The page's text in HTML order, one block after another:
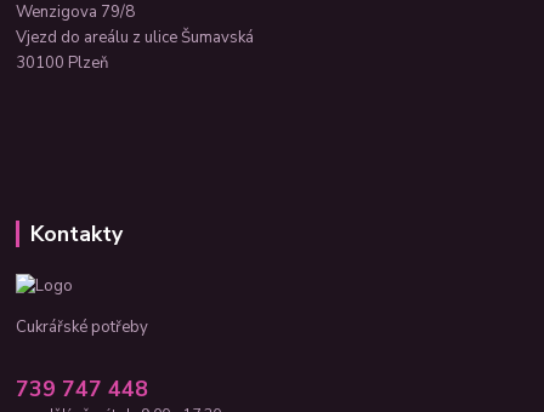
Wenzigova 79/8
Vjezd do areálu z ulice Šumavská
30100 Plzeň
Kontakty
Cukrářské potřeby
739 747 448